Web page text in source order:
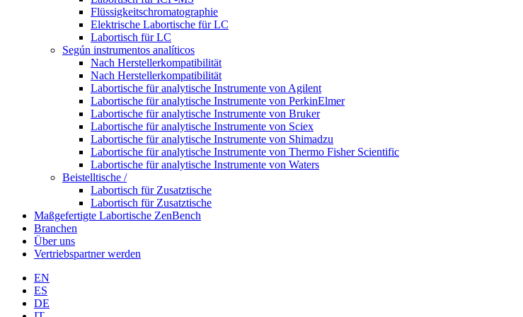
Flüssigkeitschromatographie
Elektrische Labortische für LC
Labortisch für LC
Según instrumentos analíticos
Nach Herstellerkompatibilität
Nach Herstellerkompatibilität
Labortische für analytische Instrumente von Agilent
Labortische für analytische Instrumente von PerkinElmer
Labortische für analytische Instrumente von Bruker
Labortische für analytische Instrumente von Sciex
Labortische für analytische Instrumente von Shimadzu
Labortische für analytische Instrumente von Thermo Fisher Scientific
Labortische für analytische Instrumente von Waters
Beistelltische /
Labortisch für Zusatztische
Labortisch für Zusatztische
Maßgefertigte Labortische ZenBench
Branchen
Über uns
Vertriebspartner werden
EN
ES
DE